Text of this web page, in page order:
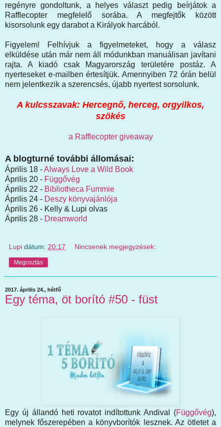
regényre gondoltunk, a helyes választ pedig beírjátok a
Rafflecopter megfelelő sorába. A megfejtők között
kisorsolunk egy darabot a Királyok harcából.
Figyelem! Felhívjuk a figyelmeteket, hogy a válasz
elküldése után már nem áll módunkban manuálisan javítani
rajta. A kiadó csak Magyarország területére postáz. A
nyerteseket e-mailben értesítjük. Amennyiben 72 órán belül
nem jelentkezik a szerencsés, újabb nyertest sorsolunk.
A kulcsszavak: Hercegnő, herceg, orgyilkos,
szökés
a Rafflecopter giveaway
A blogturné további állomásai:
Április 18 -Always Love a Wild Book
Április 20 - Függővég
Április 22 - Bibliotheca Fummie
Április 24 - Deszy könyvajánlója
Április 26 - Kelly & Lupi olvas
Április 28 - Dreamworld
Lupi dátum: 20:17 Nincsenek megjegyzések:
Megosztás
2017. április 24., hétfő
Egy téma, öt borító #50 - füst
Egy új állandó heti rovatot indítottunk Andival (Függővég),
melynek főszerepében a könyvborítók lesznek. Az ötletet a